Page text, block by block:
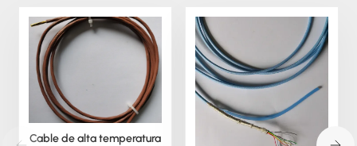
Cable de alta temperatura